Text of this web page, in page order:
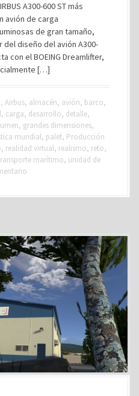
A300-600 ST más
avión de carga
de gran tamaño,
del diseño del avión A300-
con el BOEING Dreamlifter,
[…]
, Airbus, almacén, avión, barco,
, carga, desarrollo, detalle,
, grandes dimensiones,
mundial, palet, Producción
, realidad virtual, realismo, reto,
marítimo, unidad de